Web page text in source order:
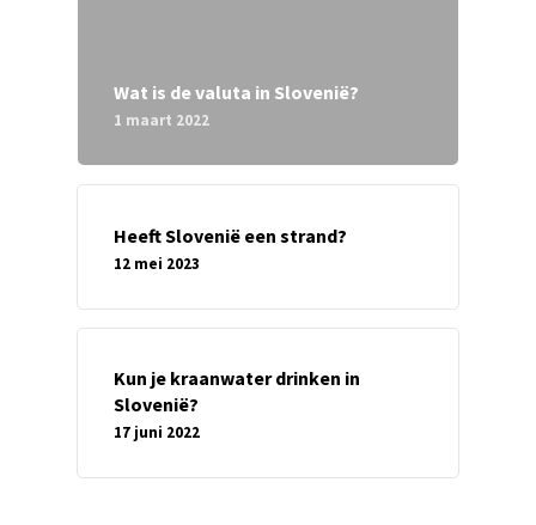
Wat is de valuta in Slovenië?
1 maart 2022
Heeft Slovenië een strand?
12 mei 2023
Kun je kraanwater drinken in
Slovenië?
17 juni 2022